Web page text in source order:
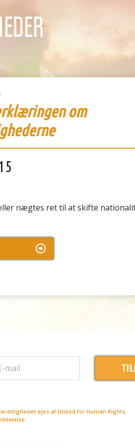
om
nægtes ret til at skifte
ejes af United for Human Rights.